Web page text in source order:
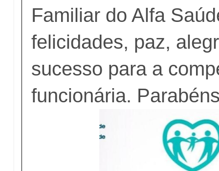
Familiar do Alfa
felicidades, paz,
sucesso para a
funcionária.